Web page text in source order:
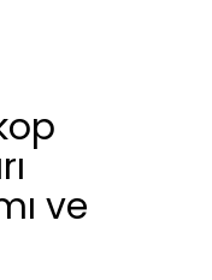
ve